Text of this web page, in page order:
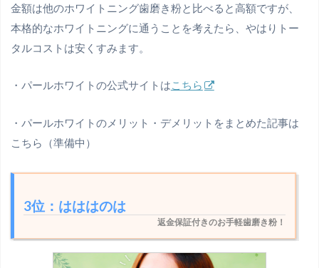
金額は他のホワイトニング歯磨き粉と比べると高額ですが、
本格的なホワイトニングに通うことを考えたら、やはりトー
タルコストは安くすみます。
・パールホワイトの公式サイトはこちら
・パールホワイトのメリット・デメリットをまとめた記事は
こちら（準備中）
3位：はははのは
返金保証付きのお手軽歯磨き粉！